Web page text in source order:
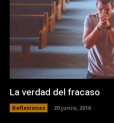
La verdad del fracaso
Reflexiones 20 junio, 2016